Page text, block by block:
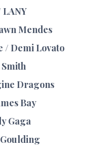
Mendes
/ Demi Lovato
Dragons
Bay
Gaga